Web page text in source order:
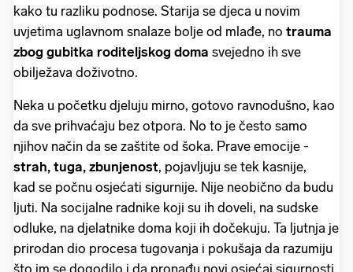
kako tu razliku podnose. Starija se djeca u novim
uvjetima uglavnom snalaze bolje od mlađe, no trauma
zbog gubitka roditeljskog doma svejedno ih sve
obilježava doživotno.
Neka u početku djeluju mirno, gotovo ravnodušno, kao
da sve prihvaćaju bez otpora. No to je često samo
njihov način da se zaštite od šoka. Prave emocije -
strah, tuga, zbunjenost, pojavljuju se tek kasnije,
kad se počnu osjećati sigurnije. Nije neobično da budu
ljuti. Na socijalne radnike koji su ih doveli, na sudske
odluke, na djelatnike doma koji ih dočekuju. Ta ljutnja je
prirodan dio procesa tugovanja i pokušaja da razumiju